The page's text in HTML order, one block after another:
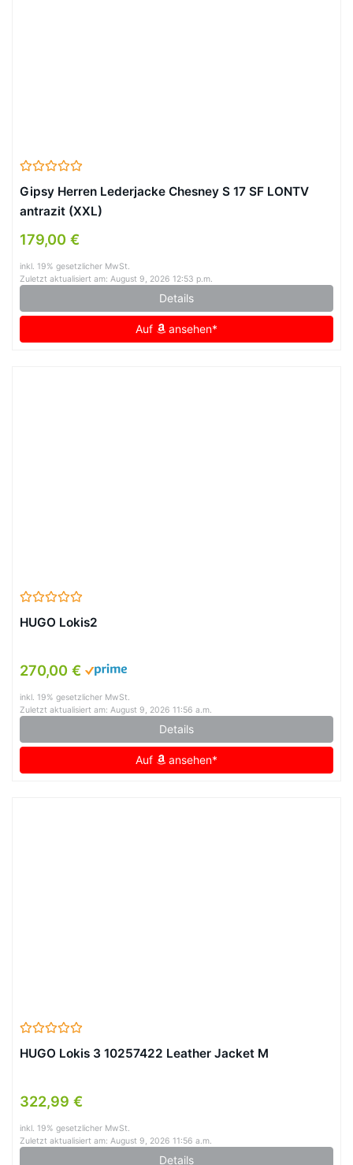
Gipsy Herren Lederjacke Chesney S 17 SF LONTV
antrazit (XXL)
179,00 €
inkl. 19% gesetzlicher MwSt.
Zuletzt aktualisiert am: August 9, 2026 12:53 p.m.
Details
Auf ansehen*
HUGO Lokis2
270,00 €
inkl. 19% gesetzlicher MwSt.
Zuletzt aktualisiert am: August 9, 2026 11:56 a.m.
Details
Auf ansehen*
HUGO Lokis 3 10257422 Leather Jacket M
322,99 €
inkl. 19% gesetzlicher MwSt.
Zuletzt aktualisiert am: August 9, 2026 11:56 a.m.
Details